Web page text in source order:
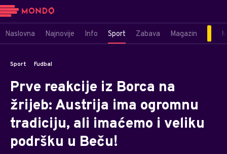
Naslovna Najnovije Info Sport Zabava Magazin
Sport Fudbal
Prve reakcije iz Borca na
žrijeb: Austrija ima ogromnu
tradiciju, ali imaćemo i veliku
podršku u Beču!